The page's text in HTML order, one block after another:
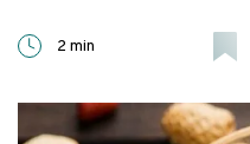
2 min